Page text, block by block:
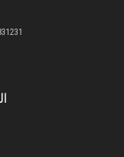
- 26831474